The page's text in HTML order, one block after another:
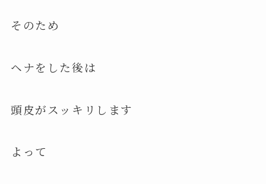
そのため
ヘナをした後は
頭皮がスッキリします
よって